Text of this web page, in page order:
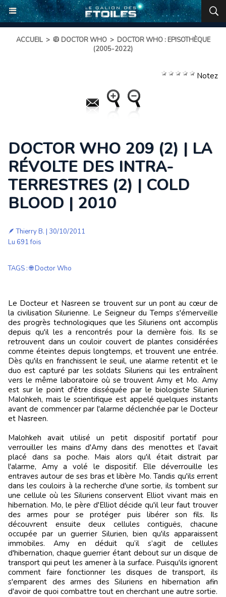
ACCUEIL > 🧥 DOCTOR WHO > DOCTOR WHO : EPISOTHÈQUE
(2005-2022)
Notez
DOCTOR WHO 209 (2) | LA
RÉVOLTE DES INTRA-
TERRESTRES (2) | COLD
BLOOD | 2010
🪶Thierry B. | 30/10/2011
Lu 691 fois
TAGS :🌐 Doctor Who
Le Docteur et Nasreen se trouvent sur un pont au cœur de
la civilisation Silurienne. Le Seigneur du Temps s'émerveille
des progrès technologiques que les Siluriens ont accomplis
depuis qu'il les a rencontrés pour la dernière fois. Ils se
retrouvent dans un couloir couvert de plantes considérées
comme éteintes depuis longtemps, et trouvent une entrée.
Dès qu'ils en franchissent le seuil, une alarme retentit et le
duo est capturé par les soldats Siluriens qui les entraînent
vers le même laboratoire où se trouvent Amy et Mo. Amy
est sur le point d'être disséquée par le biologiste Silurien
Malohkeh, mais le scientifique est appelé quelques instants
avant de commencer par l'alarme déclenchée par le Docteur
et Nasreen.
Malohkeh avait utilisé un petit dispositif portatif pour
verrouiller les mains d'Amy dans des menottes et l'avait
placé dans sa poche. Mais alors qu'il était distrait par
l'alarme, Amy a volé le dispositif. Elle déverrouille les
entraves autour de ses bras et libère Mo. Tandis qu'ils errent
dans les couloirs à la recherche d'une sortie, ils tombent sur
une cellule où les Siluriens conservent Elliot vivant mais en
hibernation. Mo, le père d'Elliot décide qu'il leur faut trouver
des armes pour se protéger puis libérer son fils. Ils
découvrent ensuite deux cellules contiguës, chacune
occupée par un guerrier Silurien, bien qu'ils apparaissent
immobiles. Amy en déduit qu’il s’agit de cellules
d'hibernation, chaque guerrier étant debout sur un disque de
transport qui peut les amener à la surface. Puisqu'ils ignorent
comment faire fonctionner les disques de transport, ils
s'emparent des armes des Siluriens en hibernation afin
d'avoir de quoi combattre tout en cherchant une autre sortie.